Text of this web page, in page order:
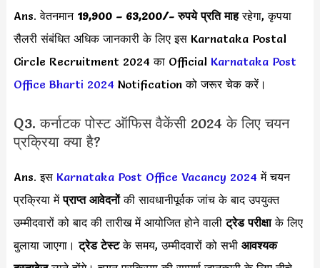
Ans. वेतनमान 19,900 – 63,200/- रुपये प्रति माहरहेगा, कृपया
सैलरी संबंधित अधिक जानकारी के लिए इस Karnataka Postal
Circle Recruitment 2024 का Official Karnataka Post
Office Bharti 2024 Notification को जरूर चेक करें।
Q3. कर्नाटक पोस्ट ऑफिस वैकेंसी 2024 के लिए चयन
प्रक्रिया क्या है?
Ans. इस Karnataka Post Office Vacancy 2024 में चयन
प्रक्रिया मेंप्राप्त आवेदनोंकी सावधानीपूर्वक जांच के बाद उपयुक्त
उम्मीदवारों को बाद की तारीख में आयोजित होने वालीट्रेड परीक्षाके लिए
बुलाया जाएगा। ट्रेड टेस्टके समय, उम्मीदवारों को सभी आवश्यक